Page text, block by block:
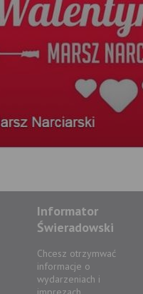
Informator
Świeradowski
Chcesz otrzymwać
informacje o
wydarzeniach i